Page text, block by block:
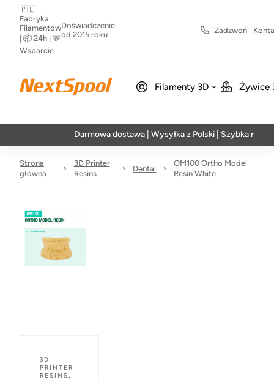
🇵🇱
Fabryka
Filamentów
| 📦 24h | 💬
Wsparcie
Doświadczenie
od 2015 roku
Zadzwoń
Filamenty 3D Żywice
Darmowa dostawa | Wysyłka z Polski | Szybka
Strona
główna
3D Printer
Resins
Dental
OM100 Ortho Model
Resin White
3D
PRINTER
RESINS,